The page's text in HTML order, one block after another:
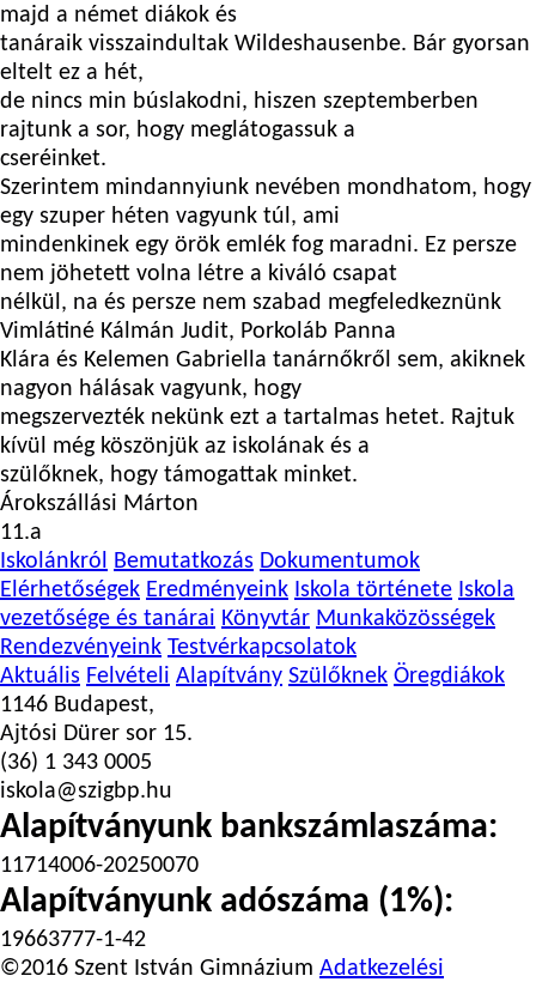
majd a német diákok és
tanáraik visszaindultak Wildeshausenbe. Bár gyorsan
eltelt ez a hét,
de nincs min búslakodni, hiszen szeptemberben
rajtunk a sor, hogy meglátogassuk a
cseréinket.
Szerintem mindannyiunk nevében mondhatom, hogy
egy szuper héten vagyunk túl, ami
mindenkinek egy örök emlék fog maradni. Ez persze
nem jöhetett volna létre a kiváló csapat
nélkül, na és persze nem szabad megfeledkeznünk
Vimlátiné Kálmán Judit, Porkoláb Panna
Klára és Kelemen Gabriella tanárnőkről sem, akiknek
nagyon hálásak vagyunk, hogy
megszervezték nekünk ezt a tartalmas hetet. Rajtuk
kívül még köszönjük az iskolának és a
szülőknek, hogy támogattak minket.
Árokszállási Márton
11.a
Iskolánkról Bemutatkozás Dokumentumok
Elérhetőségek Eredményeink Iskola története Iskola
vezetősége és tanárai Könyvtár Munkaközösségek
Rendezvényeink Testvérkapcsolatok
Aktuális Felvételi Alapítvány Szülőknek Öregdiákok
1146 Budapest,
Ajtósi Dürer sor 15.
(36) 1 343 0005
iskola@szigbp.hu
Alapítványunk bankszámlaszáma:
11714006-20250070
Alapítványunk adószáma (1%):
19663777-1-42
©2016 Szent István Gimnázium Adatkezelési